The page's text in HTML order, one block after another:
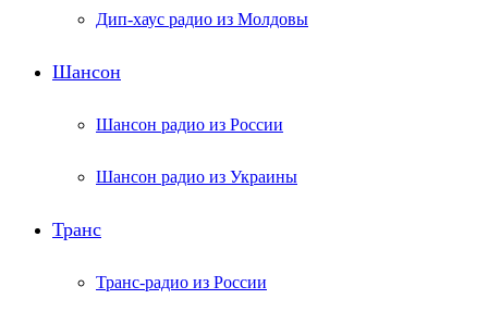
Дип-хаус радио из Молдовы
Шансон
Шансон радио из России
Шансон радио из Украины
Транс
Транс-радио из России